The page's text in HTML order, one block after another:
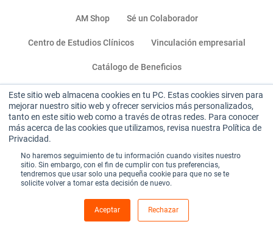
Este sitio web almacena cookies en tu PC. Estas cookies sirven para
mejorar nuestro sitio web y ofrecer servicios más personalizados,
tanto en este sitio web como a través de otras redes. Para conocer
más acerca de las cookies que utilizamos, revisa nuestra Política de
Privacidad.
No haremos seguimiento de tu información cuando visites nuestro
sitio. Sin embargo, con el fin de cumplir con tus preferencias,
tendremos que usar solo una pequeña cookie para que no se te
solicite volver a tomar esta decisión de nuevo.
Aceptar Rechazar
AM Shop Sé un Colaborador
Centro de Estudios Clínicos Vinculación empresarial
Catálogo de Beneficios
Miembro de:
Sitio institucional | Aviso de privacidad
Términos y condiciones de uso